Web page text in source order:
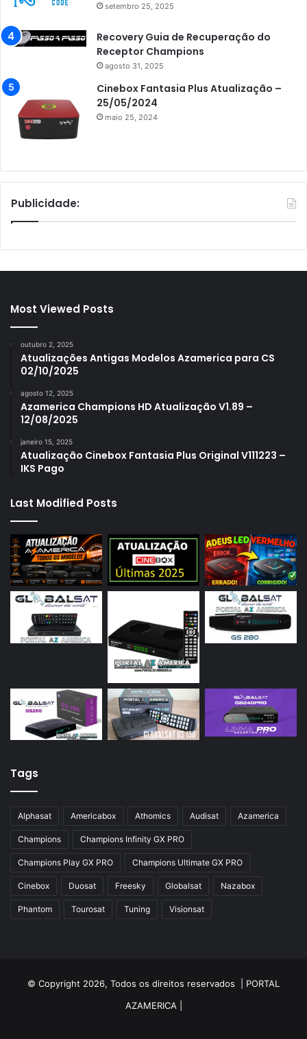
setembro 25, 2025
Recovery Guia de Recuperação do
Receptor Champions
agosto 31, 2025
Cinebox Fantasia Plus Atualização –
25/05/2024
maio 25, 2024
Publicidade:
Most Viewed Posts
outubro 2, 2025
Atualizações Antigas Modelos Azamerica para CS
02/10/2025
agosto 12, 2025
Azamerica Champions HD Atualização V1.89 –
12/08/2025
janeiro 15, 2025
Atualização Cinebox Fantasia Plus Original V111223 –
IKS Pago
Last Modified Posts
Tags
Alphasat Americabox Athomics Audisat Azamerica
Champions Champions Infinity GX PRO
Champions Play GX PRO Champions Ultimate GX PRO
Cinebox Duosat Freesky Globalsat Nazabox
Phantom Tourosat Tuning Visionsat
© Copyright 2026, Todos os direitos reservados | PORTAL
AZAMERICA|